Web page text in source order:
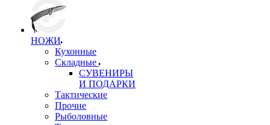
НОЖИ
Кухонные
Складные
СУВЕНИРЫ
И ПОДАРКИ
Тактические
Прочие
Рыболовные